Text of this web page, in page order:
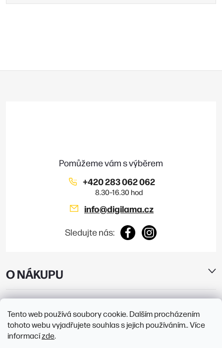
Tento web používá soubory cookie. Dalším procházením
tohoto webu vyjadřujete souhlas s jejich používáním.. Více
informacízde.
O NÁKUPU
PRODEJNY
info@digilama.cz
+420 283 062 062
Sledujte nás: